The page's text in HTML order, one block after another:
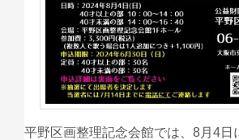
平野区画整理記念会館では、8月4日